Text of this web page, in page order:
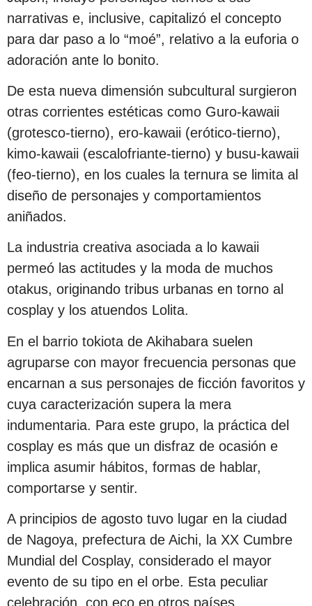
narrativas e, inclusive, capitalizó el concepto
para dar paso a lo “moé”, relativo a la euforia o
adoración ante lo bonito.
De esta nueva dimensión subcultural surgieron
otras corrientes estéticas como Guro-kawaii
(grotesco-tierno), ero-kawaii (erótico-tierno),
kimo-kawaii (escalofriante-tierno) y busu-kawaii
(feo-tierno), en los cuales la ternura se limita al
diseño de personajes y comportamientos
aniñados.
La industria creativa asociada a lo kawaii
permeó las actitudes y la moda de muchos
otakus, originando tribus urbanas en torno al
cosplay y los atuendos Lolita.
En el barrio tokiota de Akihabara suelen
agruparse con mayor frecuencia personas que
encarnan a sus personajes de ficción favoritos y
cuya caracterización supera la mera
indumentaria. Para este grupo, la práctica del
cosplay es más que un disfraz de ocasión e
implica asumir hábitos, formas de hablar,
comportarse y sentir.
A principios de agosto tuvo lugar en la ciudad
de Nagoya, prefectura de Aichi, la XX Cumbre
Mundial del Cosplay, considerado el mayor
evento de su tipo en el orbe. Esta peculiar
celebración, con eco en otros países,